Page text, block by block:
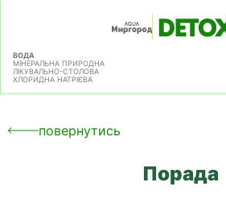
ВОДА
МІНЕРАЛЬНА ПРИРОДНА
ЛІКУВАЛЬНО-СТОЛОВА
ХЛОРИДНА НАТРІЄВА
повернутись
Порада